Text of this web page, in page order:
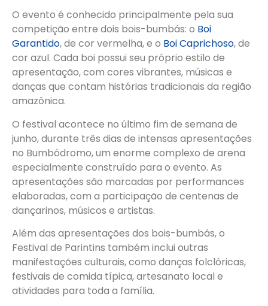
O evento é conhecido principalmente pela sua
competição entre dois bois-bumbás: o Boi
Garantido, de cor vermelha, e o Boi Caprichoso, de
cor azul. Cada boi possui seu próprio estilo de
apresentação, com cores vibrantes, músicas e
danças que contam histórias tradicionais da região
amazônica.
O festival acontece no último fim de semana de
junho, durante três dias de intensas apresentações
no Bumbódromo, um enorme complexo de arena
especialmente construído para o evento. As
apresentações são marcadas por performances
elaboradas, com a participação de centenas de
dançarinos, músicos e artistas.
Além das apresentações dos bois-bumbás, o
Festival de Parintins também inclui outras
manifestações culturais, como danças folclóricas,
festivais de comida típica, artesanato local e
atividades para toda a família.